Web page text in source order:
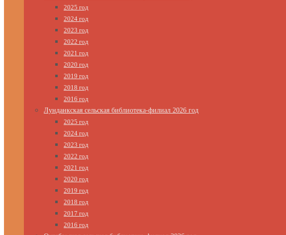
2025 год
2024 год
2023 год
2022 год
2021 год
2020 год
2019 год
2018 год
2016 год
Лунданкская сельская библиотека-филиал 2026 год
2025 год
2024 год
2023 год
2022 год
2021 год
2020 год
2019 год
2018 год
2017 год
2016 год